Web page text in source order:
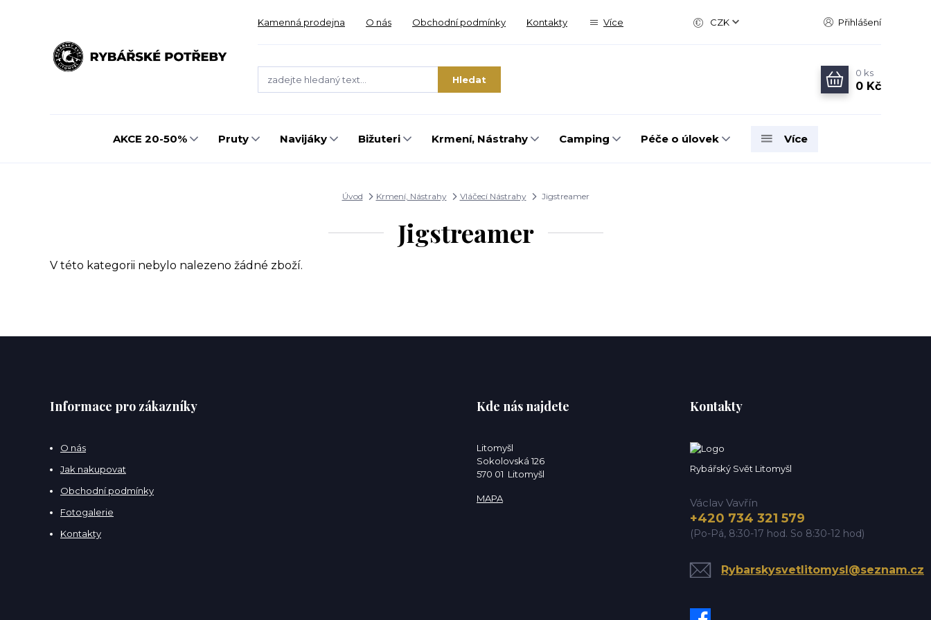
Kamenná prodejna O nás Obchodní podmínky Kontakty Více CZK Přihlášení
Hledat
0 ks
0 Kč
AKCE 20-50% Pruty Navijáky Bižuteri Krmení, Nástrahy Camping Péče o úlovek Více
Úvod Krmení, Nástrahy Vláčecí Nástrahy Jigstreamer
Jigstreamer
V této kategorii nebylo nalezeno žádné zboží.
Informace pro zákazníky
O nás
Jak nakupovat
Obchodní podmínky
Fotogalerie
Kontakty
Kde nás najdete
Litomyšl
Sokolovská 126
570 01 Litomyšl
MAPA
Kontakty
Rybářský Svět Litomyšl
Václav Vavřín
+420 734 321 579
(Po-Pá, 8:30-17 hod. So 8:30-12 hod)
Rybarskysvetlitomysl@seznam.cz